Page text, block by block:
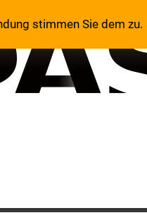
stimmen Sie dem zu.